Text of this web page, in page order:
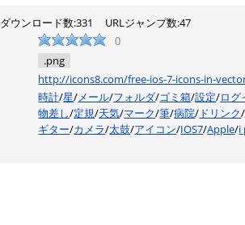
ダウンロード数:331
URLジャンプ数:47
0
.png
http://icons8.com/free-ios-7-icons-in-
時計/星/メール/フォルダ/ゴミ箱/設定/ログ
物差し/定規/天気/マーク/筆/病院/ ドリンク/
ギター/カメラ/太鼓/アイコン/IOS7/Apple/i